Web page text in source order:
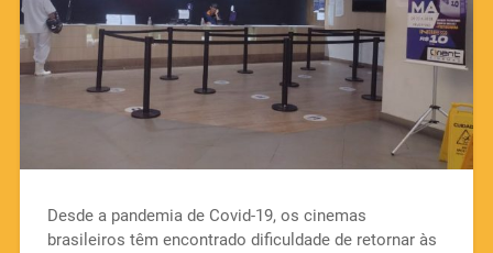
Desde a pandemia de Covid-19, os cinemas
brasileiros têm encontrado dificuldade de retornar às